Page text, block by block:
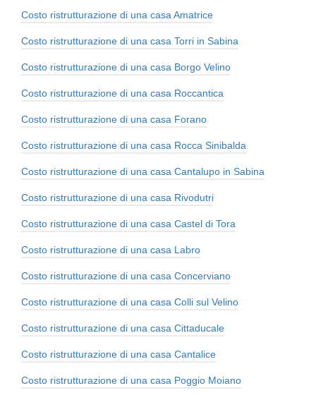
Costo ristrutturazione di una casa Amatrice
Costo ristrutturazione di una casa Torri in Sabina
Costo ristrutturazione di una casa Borgo Velino
Costo ristrutturazione di una casa Roccantica
Costo ristrutturazione di una casa Forano
Costo ristrutturazione di una casa Rocca Sinibalda
Costo ristrutturazione di una casa Cantalupo in Sabina
Costo ristrutturazione di una casa Rivodutri
Costo ristrutturazione di una casa Castel di Tora
Costo ristrutturazione di una casa Labro
Costo ristrutturazione di una casa Concerviano
Costo ristrutturazione di una casa Colli sul Velino
Costo ristrutturazione di una casa Cittaducale
Costo ristrutturazione di una casa Cantalice
Costo ristrutturazione di una casa Poggio Moiano